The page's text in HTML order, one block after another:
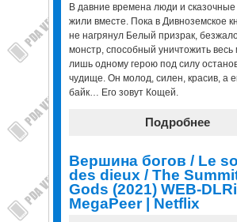
В давние времена люди и
жили вместе. Пока в Дивноземское
не нагрянул Белый призрак,
монстр, способный уничтожить
лишь одному герою под силу
чудище. Он молод, силен, красив, а
байк… Его зовут Кощей.
Подробнее
Вершина богов / Le
des dieux / The
Gods (2021) WEB-
MegaPeer | Netflix